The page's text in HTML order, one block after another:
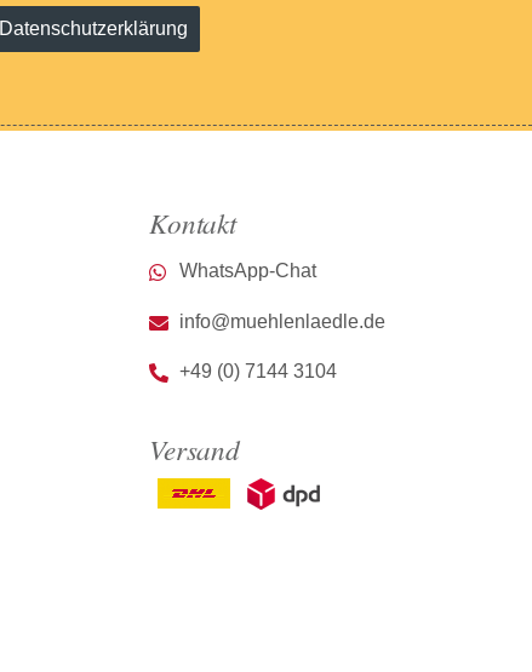
Datenschutzerklärung
Kontakt
WhatsApp-Chat
info@muehlenlaedle.de
+49 (0) 7144 3104
Versand